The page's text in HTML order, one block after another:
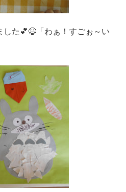
た💕😆「わぁ！すごぉ～い